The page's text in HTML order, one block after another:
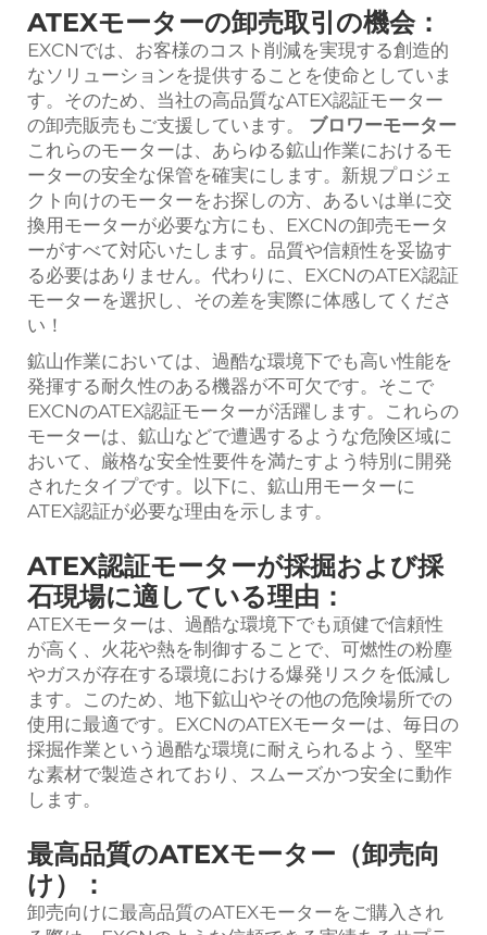
ATEXモーターの卸売取引の機会：
EXCNでは、お客様のコスト削減を実現する創造的
なソリューションを提供することを使命としていま
す。そのため、当社の高品質なATEX認証モーター
の卸売販売もご支援しています。 ブロワーモーター
これらのモーターは、あらゆる鉱山作業におけるモ
ーターの安全な保管を確実にします。新規プロジェ
クト向けのモーターをお探しの方、あるいは単に交
換用モーターが必要な方にも、EXCNの卸売モータ
ーがすべて対応いたします。品質や信頼性を妥協す
る必要はありません。代わりに、EXCNのATEX認証
モーターを選択し、その差を実際に体感してくださ
い！
鉱山作業においては、過酷な環境下でも高い性能を
発揮する耐久性のある機器が不可欠です。そこで
EXCNのATEX認証モーターが活躍します。これらの
モーターは、鉱山などで遭遇するような危険区域に
おいて、厳格な安全性要件を満たすよう特別に開発
されたタイプです。以下に、鉱山用モーターに
ATEX認証が必要な理由を示します。
ATEX認証モーターが採掘および採
石現場に適している理由：
ATEXモーターは、過酷な環境下でも頑健で信頼性
が高く、火花や熱を制御することで、可燃性の粉塵
やガスが存在する環境における爆発リスクを低減し
ます。このため、地下鉱山やその他の危険場所での
使用に最適です。EXCNのATEXモーターは、毎日の
採掘作業という過酷な環境に耐えられるよう、堅牢
な素材で製造されており、スムーズかつ安全に動作
します。
最高品質のATEXモーター（卸売向
け）：
卸売向けに最高品質のATEXモーターをご購入され